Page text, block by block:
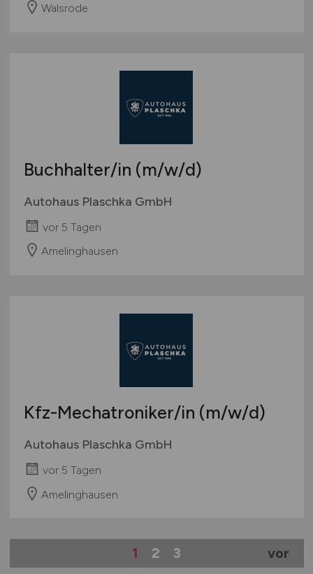
Walsrode
Buchhalter/in (m/w/d)
Autohaus Plaschka GmbH
vor 5 Tagen
Amelinghausen
Kfz-Mechatroniker/in (m/w/d)
Autohaus Plaschka GmbH
vor 5 Tagen
Amelinghausen
1 2 3 vor